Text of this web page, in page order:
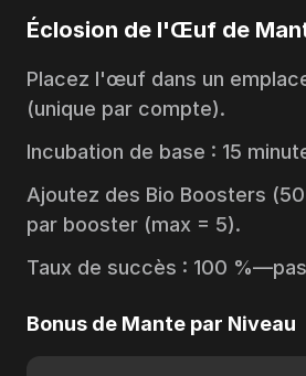
Éclosion de l'Œuf de
Placez l'œuf dans un
(unique par compte).
Incubation de base : 15
Ajoutez des Bio Boosters
par booster (max = 5).
Taux de succès : 100
Bonus de Mante par Niveau